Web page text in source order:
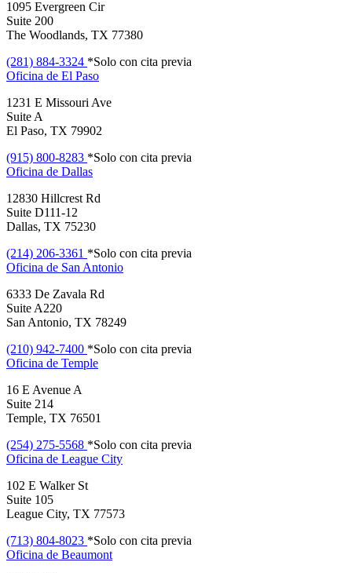
1095 Evergreen Cir
Suite 200
The Woodlands, TX 77380
(281) 884-3324 *Solo con cita previa
Oficina de El Paso
1231 E Missouri Ave
Suite A
El Paso, TX 79902
(915) 800-8283 *Solo con cita previa
Oficina de Dallas
12830 Hillcrest Rd
Suite D111-12
Dallas, TX 75230
(214) 206-3361 *Solo con cita previa
Oficina de San Antonio
6333 De Zavala Rd
Suite A220
San Antonio, TX 78249
(210) 942-7400 *Solo con cita previa
Oficina de Temple
16 E Avenue A
Suite 214
Temple, TX 76501
(254) 275-5568 *Solo con cita previa
Oficina de League City
102 E Walker St
Suite 105
League City, TX 77573
(713) 804-8023 *Solo con cita previa
Oficina de Beaumont